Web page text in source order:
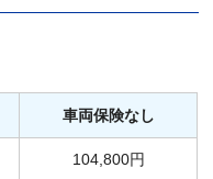
車両保険なし
104,800円